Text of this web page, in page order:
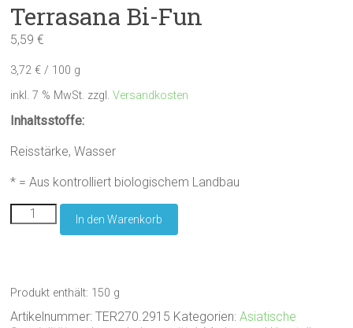
Terrasana Bi-Fun
5,59€
3,72€ / 100 g
inkl. 7 % MwSt. zzgl.Versandkosten
Inhaltsstoffe:
Reisstärke, Wasser
* = Aus kontrolliert biologischem Landbau
Terrasana
Bi-
In den Warenkorb
Produkt enthält: 150 g
Artikelnummer:TER270.2915 Kategorien:Asiatische